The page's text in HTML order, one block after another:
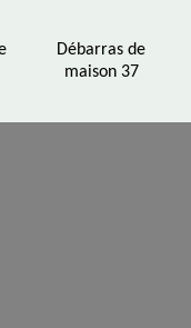
Débarras de
maison 37